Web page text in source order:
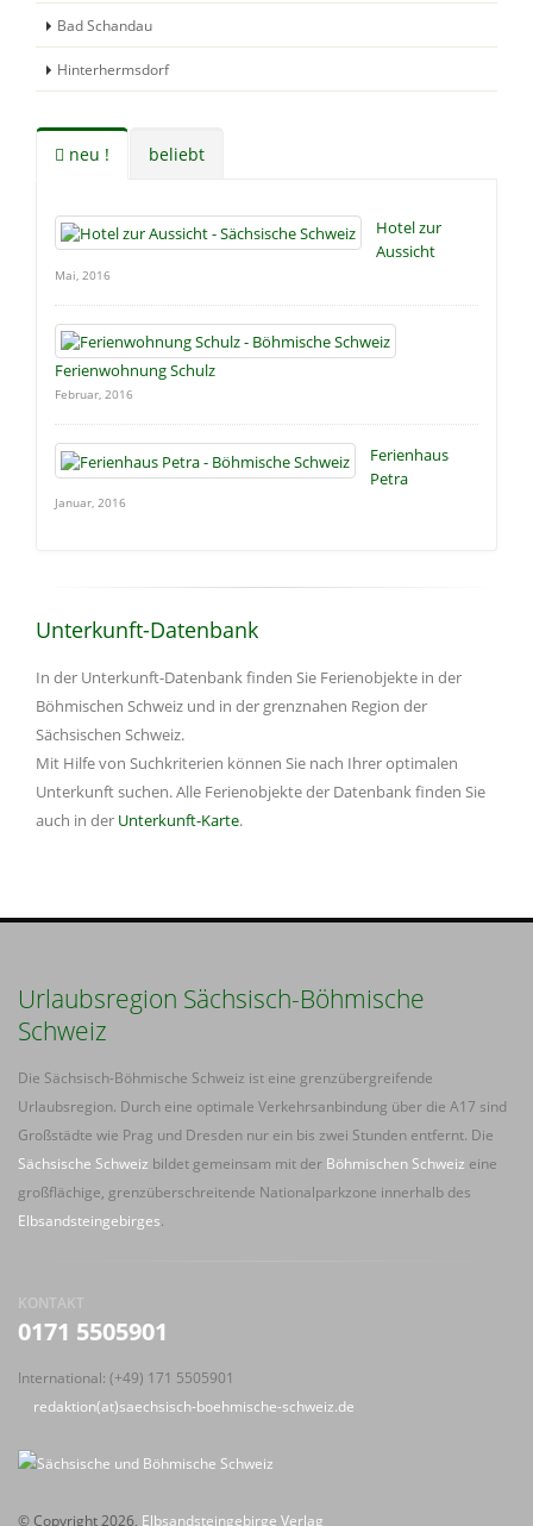
Bad Schandau
Hinterhermsdorf
neu ! beliebt
Hotel zur
Aussicht
Mai, 2016
Ferienwohnung Schulz
Februar, 2016
Ferienhaus
Petra
Januar, 2016
Unterkunft-Datenbank
In der Unterkunft-Datenbank finden Sie Ferienobjekte in der
Böhmischen Schweiz und in der grenznahen Region der
Sächsischen Schweiz.
Mit Hilfe von Suchkriterien können Sie nach Ihrer optimalen
Unterkunft suchen. Alle Ferienobjekte der Datenbank finden Sie
auch in der Unterkunft-Karte.
Urlaubsregion Sächsisch-Böhmische
Schweiz
Die Sächsisch-Böhmische Schweiz ist eine grenzübergreifende
Urlaubsregion. Durch eine optimale Verkehrsanbindung über die A17 sind
Großstädte wie Prag und Dresden nur ein bis zwei Stunden entfernt. Die
Sächsische Schweiz bildet gemeinsam mit der Böhmischen Schweiz eine
großflächige, grenzüberschreitende Nationalparkzone innerhalb des
Elbsandsteingebirges.
KONTAKT
0171 5505901
International: (+49) 171 5505901
redaktion(at)saechsisch-boehmische-schweiz.de
© Copyright 2026, Elbsandsteingebirge Verlag